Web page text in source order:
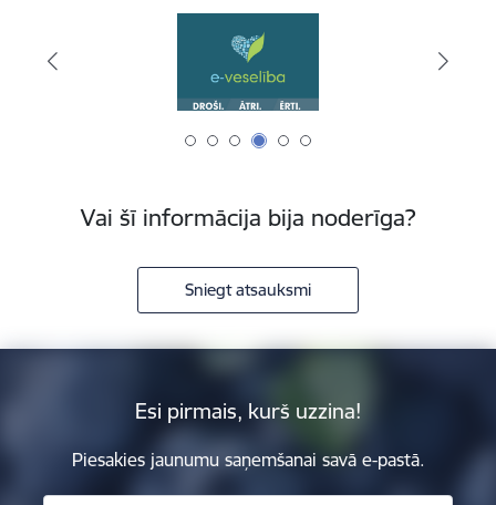
Vai šī informācija bija noderīga?
Sniegt atsauksmi
Esi pirmais, kurš uzzina!
Piesakies jaunumu saņemšanai savā e-pastā.